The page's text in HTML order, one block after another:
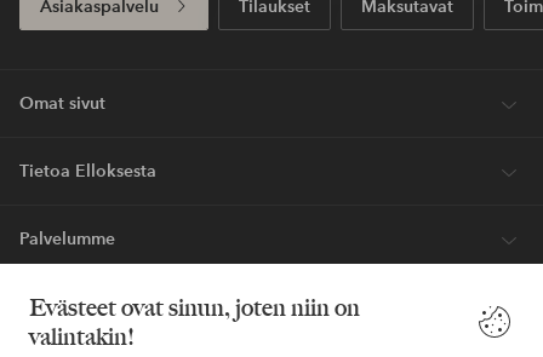
Evästeet ovat sinun, joten niin on
valintakin!
Asiakaspalvelu Tilaukset Maksutavat
Omat sivut
Tietoa Elloksesta
Palvelumme
Ehdot